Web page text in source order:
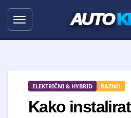
AUTO
ELEKTRIČNI & HYBRID RAZNO
Kako